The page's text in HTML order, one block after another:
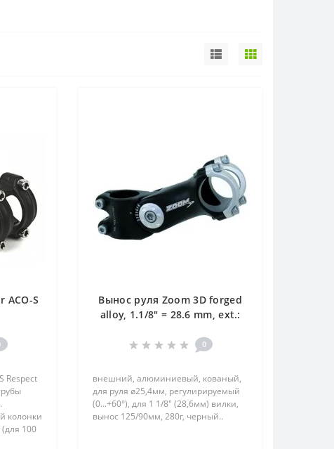
ACO-S
Respect
колонки
100
Вынос руля Zoom 3D forged
alloy, 1.1/8" = 28.6 mm, ext.:
0
внешний, алюминиевый, кованый,
для руля ø25,4мм, регулирируемый
(0...+60°), для 1 1/8" (28,6мм) вилки,
вынос 125/90мм, 280г, черный..